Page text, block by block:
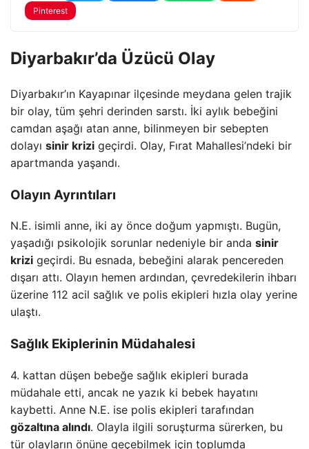
Pinterest
Diyarbakır’da Üzücü Olay
Diyarbakır’ın Kayapınar ilçesinde meydana gelen trajik
bir olay, tüm şehri derinden sarstı. İki aylık bebeğini
camdan aşağı atan anne, bilinmeyen bir sebepten
dolayı sinir krizi geçirdi. Olay, Fırat Mahallesi’ndeki bir
apartmanda yaşandı.
Olayın Ayrıntıları
N.E. isimli anne, iki ay önce doğum yapmıştı. Bugün,
yaşadığı psikolojik sorunlar nedeniyle bir anda sinir
krizi geçirdi. Bu esnada, bebeğini alarak pencereden
dışarı attı. Olayın hemen ardından, çevredekilerin ihbarı
üzerine 112 acil sağlık ve polis ekipleri hızla olay yerine
ulaştı.
Sağlık Ekiplerinin Müdahalesi
4. kattan düşen bebeğe sağlık ekipleri burada
müdahale etti, ancak ne yazık ki bebek hayatını
kaybetti. Anne N.E. ise polis ekipleri tarafından
gözaltına alındı. Olayla ilgili soruşturma sürerken, bu
tür olayların önüne geçebilmek için toplumda